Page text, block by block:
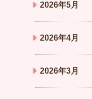
2026年5月
2026年4月
2026年3月